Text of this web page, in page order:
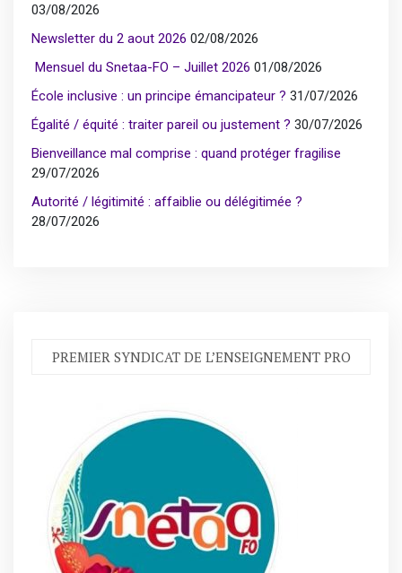
03/08/2026
Newsletter du 2 aout 2026 02/08/2026
Mensuel du Snetaa-FO – Juillet 2026 01/08/2026
École inclusive : un principe émancipateur ? 31/07/2026
Égalité / équité : traiter pareil ou justement ? 30/07/2026
Bienveillance mal comprise : quand protéger fragilise
29/07/2026
Autorité / légitimité : affaiblie ou délégitimée ?
28/07/2026
PREMIER SYNDICAT DE L’ENSEIGNEMENT PRO